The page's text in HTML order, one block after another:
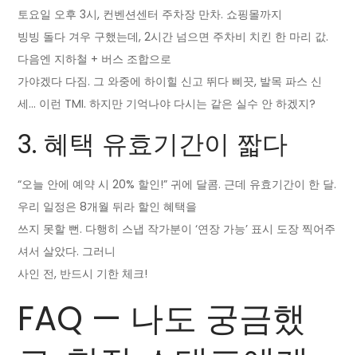
토요일 오후 3시, 컨벤션센터 주차장 만차. 쇼핑몰까지
빙빙 돌다 겨우 구했는데, 2시간 넘으면 주차비 치킨 한 마리 값.
다음엔 지하철 + 버스 조합으로
가야겠다 다짐. 그 와중에 하이힐 신고 뛰다 삐끗, 발목 파스 신
세… 이런 TMI. 하지만 기억나야 다시는 같은 실수 안 하겠지?
3. 혜택 유효기간이 짧다
“오늘 안에 예약 시 20% 할인!” 귀에 달콤. 근데 유효기간이 한 달.
우리 일정은 8개월 뒤라 할인 혜택을
쓰지 못할 뻔. 다행히 스냅 작가분이 ‘연장 가능’ 표시 도장 찍어주
셔서 살았다. 그러니
사인 전, 반드시 기한 체크!
FAQ — 나도 궁금했